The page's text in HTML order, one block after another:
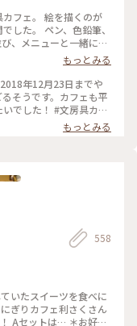
フェ。 絵を描くのが
した。 ペン、色鉛筆、
、メニューと一緒に落
筆が置いてあります。
えは意外と面白グッズ
ろん本も揃っているの
はほうじ茶クレームブ
なのでちょっと混み合
構しているみたいです
#アニメコラボ
もっとみる
年12月23日までや
そうです。カフェも平
#文房具カフ
もっとみる
558
いたスイーツを食べに
ぎりカフェ利さくさん
Aセットは… ＊お好み